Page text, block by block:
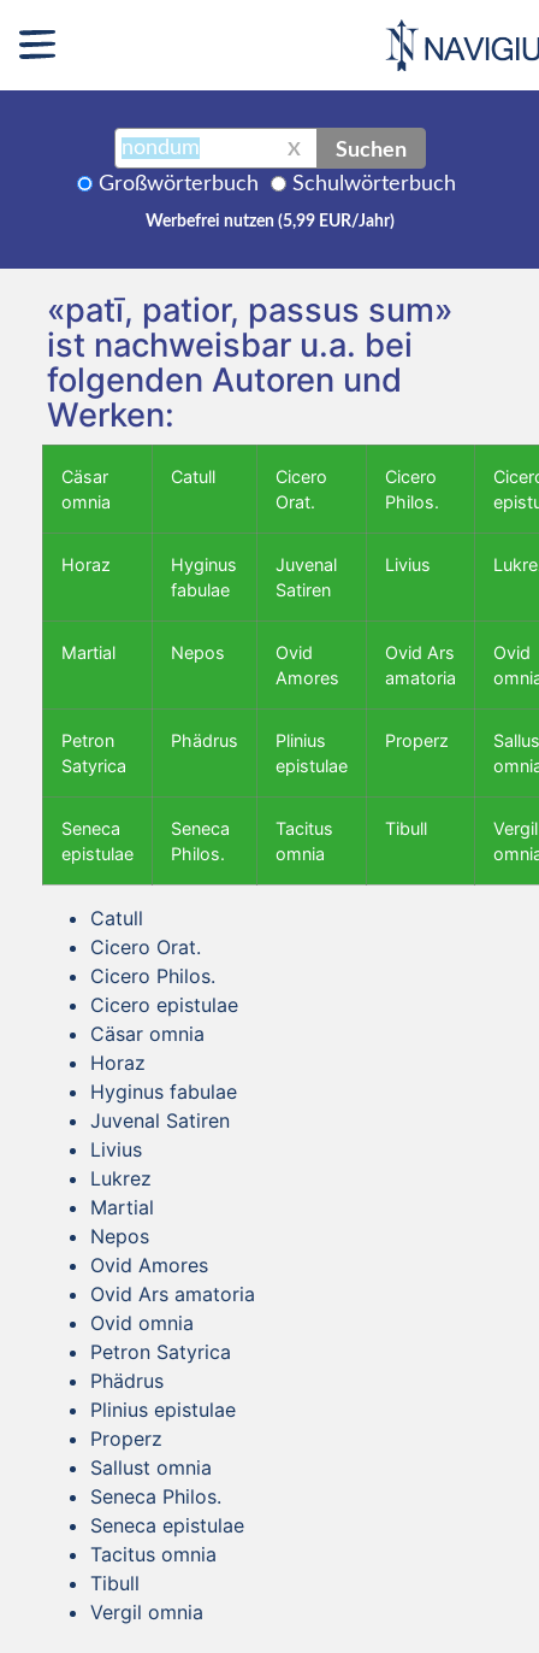
X Suchen
Großwörterbuch Schulwörterbuch
Werbefrei nutzen (5,99 EUR/Jahr)
«patī, patior, passus sum»
ist nachweisbar u.a. bei
folgenden Autoren und
Werken:
Cäsar
omnia
Catull
Cicero
Orat.
Cicero
Philos.
Horaz
Hyginus
fabulae
Juvenal
Satiren
Livius
Martial Nepos
Ovid
Amores
Ovid Ars
amatoria
Ovid
Petron
Satyrica
Phädrus
Plinius
epistulae
Properz
Seneca
epistulae
Seneca
Philos.
Tacitus
omnia
Tibull
Vergil
Catull
Cicero Orat.
Cicero Philos.
Cicero epistulae
Cäsar omnia
Horaz
Hyginus fabulae
Juvenal Satiren
Livius
Lukrez
Martial
Nepos
Ovid Amores
Ovid Ars amatoria
Ovid omnia
Petron Satyrica
Phädrus
Plinius epistulae
Properz
Sallust omnia
Seneca Philos.
Seneca epistulae
Tacitus omnia
Tibull
Vergil omnia